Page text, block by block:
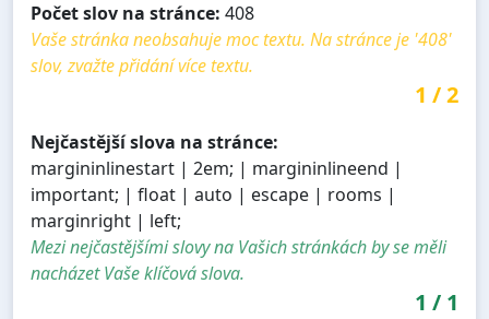
Počet slov na stránce: 408
Vaše stránka neobsahuje moc textu. Na stránce je '408'
slov, zvažte přidání více textu.
1 /2
Nejčastější slova na stránce:
margininlinestart | 2em; | margininlineend |
important; | float | auto | escape | rooms |
marginright | left;
Mezi nejčastějšími slovy na Vašich stránkách by se měli
nacházet Vaše klíčová slova.
1 / 1